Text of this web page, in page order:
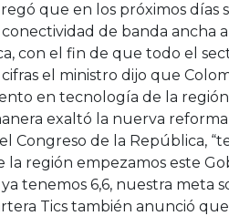
que en los próximos días
de banda ancha
con el fin de que todo el
el ministro dijo que
en tecnología de la
exaltó la nuerva
Congreso de la República,
la región empezamos este
tenemos 6,6, nuestra meta
Tics también anunció